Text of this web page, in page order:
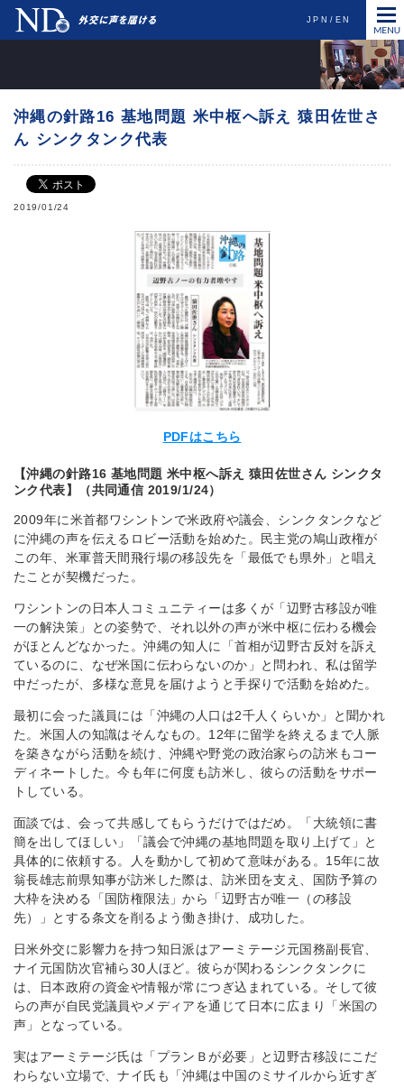
JPN EN
沖縄の針路16 基地問題 米中枢へ訴え 猿田佐世さ
ん シンクタンク代表
2019/01/24
PDFはこちら
【沖縄の針路16 基地問題 米中枢へ訴え 猿田佐世さん シンクタ
ンク代表】（共同通信 2019/1/24）
2009年に米首都ワシントンで米政府や議会、シンクタンクなど
に沖縄の声を伝えるロビー活動を始めた。民主党の鳩山政権が
この年、米軍普天間飛行場の移設先を「最低でも県外」と唱え
たことが契機だった。
ワシントンの日本人コミュニティーは多くが「辺野古移設が唯
一の解決策」との姿勢で、それ以外の声が米中枢に伝わる機会
がほとんどなかった。沖縄の知人に「首相が辺野古反対を訴え
ているのに、なぜ米国に伝わらないのか」と問われ、私は留学
中だったが、多様な意見を届けようと手探りで活動を始めた。
最初に会った議員には「沖縄の人口は2千人くらいか」と聞かれ
た。米国人の知識はそんなもの。12年に留学を終えるまで人脈
を築きながら活動を続け、沖縄や野党の政治家らの訪米もコー
ディネートした。今も年に何度も訪米し、彼らの活動をサポー
トしている。
面談では、会って共感してもらうだけではだめ。「大統領に書
簡を出してほしい」「議会で沖縄の基地問題を取り上げて」と
具体的に依頼する。人を動かして初めて意味がある。15年に故
翁長雄志前県知事が訪米した際は、訪米団を支え、国防予算の
大枠を決める「国防権限法」から「辺野古が唯一（の移設
先）」とする条文を削るよう働き掛け、成功した。
日米外交に影響力を持つ知日派はアーミテージ元国務副長官、
ナイ元国防次官補ら30人ほど。彼らが関わるシンクタンクに
は、日本政府の資金や情報が常につぎ込まれている。そして彼
らの声が自民党議員やメディアを通じて日本に広まり「米国の
声」となっている。
実はアーミテージ氏は「プランＢが必要」と辺野古移設にこだ
わらない立場で、ナイ氏も「沖縄は中国のミサイルから近すぎ